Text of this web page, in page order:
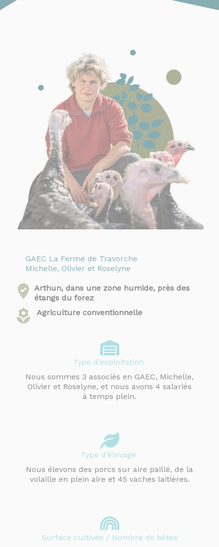
GAEC La Ferme de Travorche
Michelle, Olivier et Roselyne
Arthun, dans une zone humide, près des
étangs du forez
Agriculture conventionnelle
Type d’exploitation
Nous sommes 3 associés en GAEC, Michelle,
Olivier et Roselyne, et nous avons 4 salariés
à temps plein.
Type d’élevage
Nous élevons des porcs sur aire paillé, de la
volaille en plein aire et 45 vaches laitières.
Surface cultivée / Nombre de bêtes